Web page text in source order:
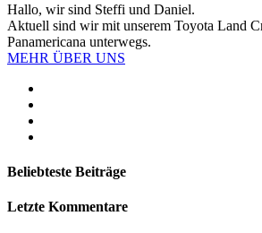
Hallo, wir sind Steffi und Daniel.
Aktuell sind wir mit unserem Toyota Land
Panamericana unterwegs.
MEHR ÜBER UNS
Beliebteste Beiträge
Letzte Kommentare